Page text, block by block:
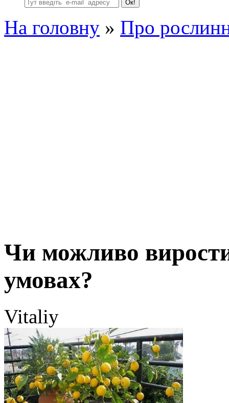
На головну » Про
Чи можливо
умовах?
Vitaliy